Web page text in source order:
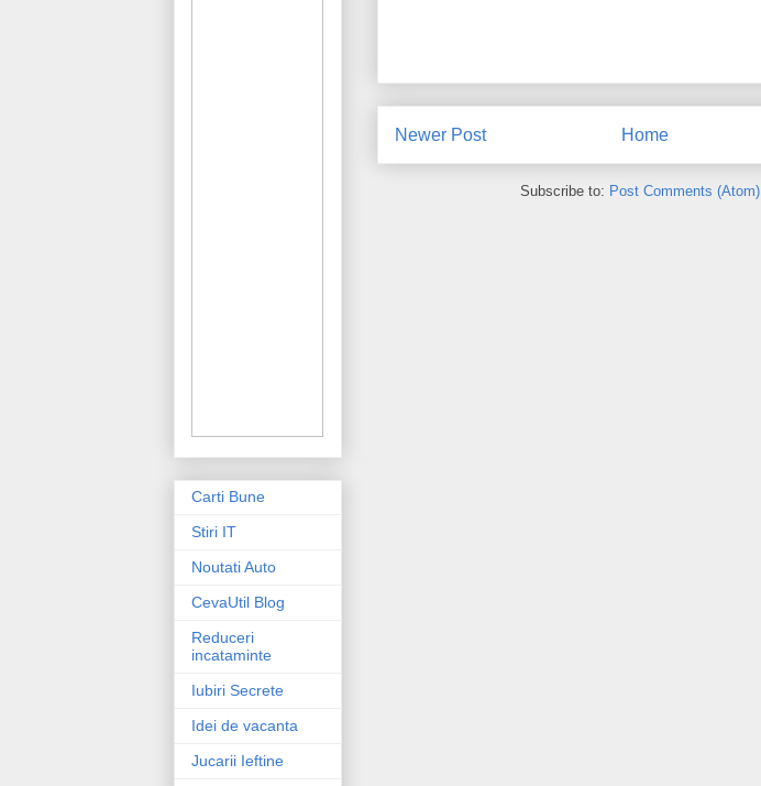
Newer Post Home
Subscribe to: Post Comments (Atom)
Carti Bune
Stiri IT
Noutati Auto
CevaUtil Blog
Reduceri
incataminte
Iubiri Secrete
Idei de vacanta
Jucarii Ieftine